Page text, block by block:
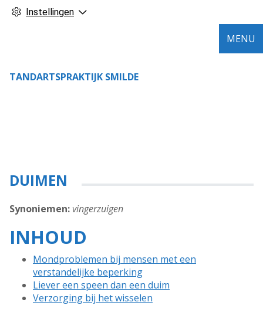
Instellingen
TANDARTSPRAKTIJK SMILDE
MENU
DUIMEN
Synoniemen:vingerzuigen
INHOUD
Mondproblemen bij mensen met een
verstandelijke beperking
Liever een speen dan een duim
Verzorging bij het wisselen